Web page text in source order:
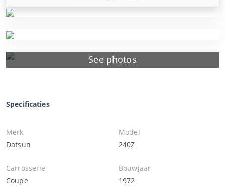
See photos
Specificaties
Merk
Datsun
Model
240Z
Carrosserie
Coupe
Bouwjaar
1972